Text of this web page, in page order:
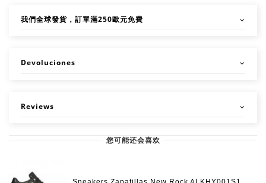
我們全球發貨，訂單滿250歐元免費
Devoluciones
Reviews
您可能还会喜欢